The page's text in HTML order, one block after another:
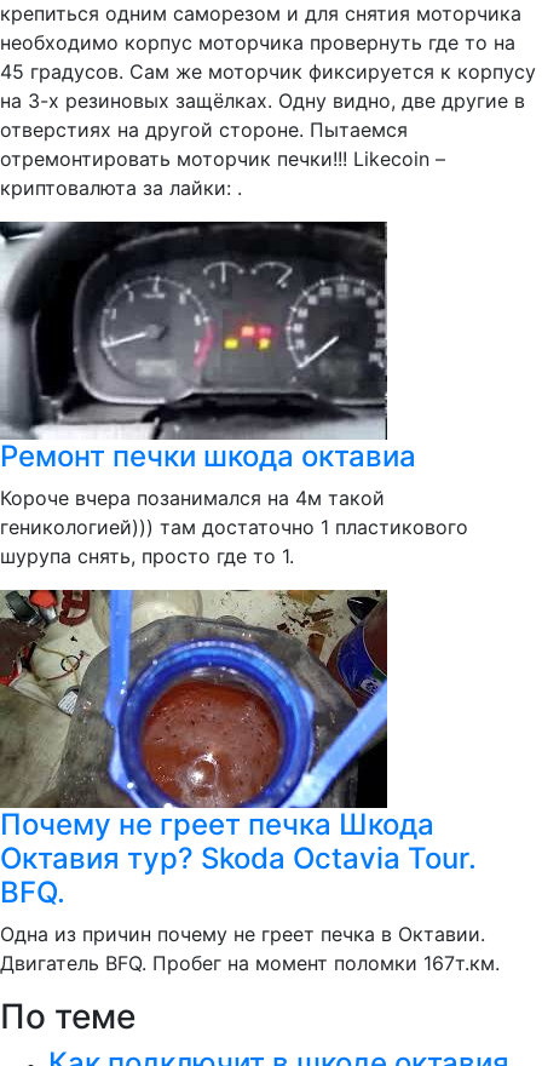
крепиться одним саморезом и для снятия моторчика
необходимо корпус моторчика провернуть где то на
45 градусов. Сам же моторчик фиксируется к корпусу
на 3-х резиновых защёлках. Одну видно, две другие в
отверстиях на другой стороне. Пытаемся
отремонтировать моторчик печки!!! Likecoin –
криптовалюта за лайки: .
Ремонт печки шкода октавиа
Короче вчера позанимался на 4м такой
геникологией))) там достаточно 1 пластикового
шурупа снять, просто где то 1.
Почему не греет печка Шкода
Октавия тур? Skoda Octavia Tour.
BFQ.
Одна из причин почему не греет печка в Октавии.
Двигатель BFQ. Пробег на момент поломки 167т.км.
По теме